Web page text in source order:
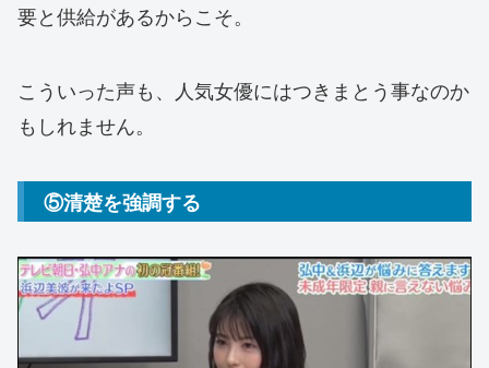
要と供給があるからこそ。
こういった声も、人気女優にはつきまとう事なのか
もしれません。
⑤清楚を強調する